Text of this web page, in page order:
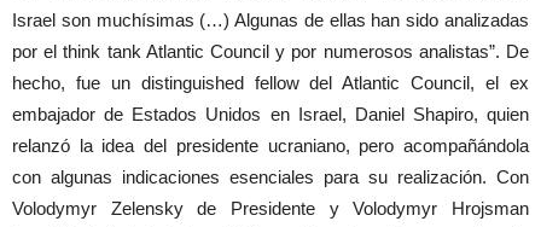
Israel son muchísimas (…) Algunas de ellas han sido analizadas
por el think tank Atlantic Council y por numerosos analistas”. De
hecho, fue un distinguished fellow del Atlantic Council, el ex
embajador de Estados Unidos en Israel, Daniel Shapiro, quien
relanzó la idea del presidente ucraniano, pero acompañándola
con algunas indicaciones esenciales para su realización. Con
Volodymyr Zelensky de Presidente y Volodymyr Hrojsman